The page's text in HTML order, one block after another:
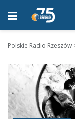
Polskie Radio Rzeszów